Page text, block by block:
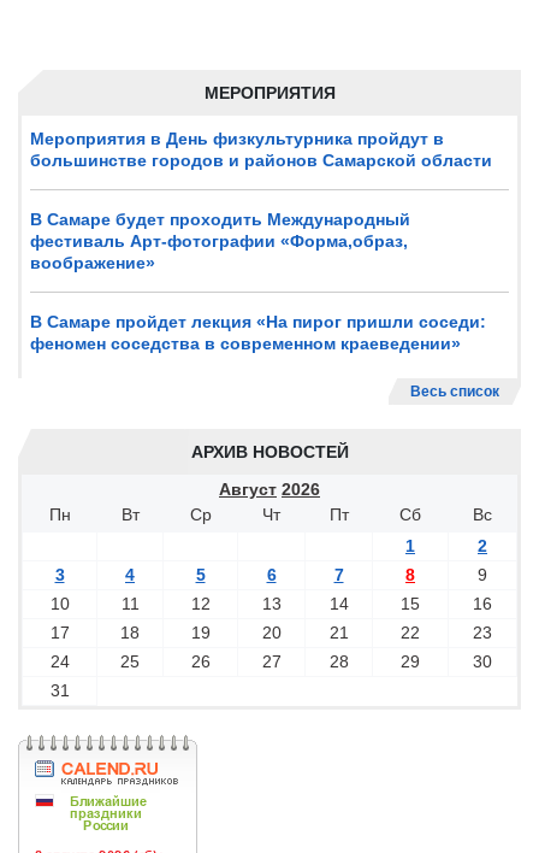
МЕРОПРИЯТИЯ
Мероприятия в День физкультурника пройдут в
большинстве городов и районов Самарской области
В Самаре будет проходить Международный
фестиваль Арт-фотографии «Форма,образ,
воображение»
В Самаре пройдет лекция «На пирог пришли соседи:
феномен соседства в современном краеведении»
Весь список
АРХИВ НОВОСТЕЙ
Август 2026
Пн
Вт Ср Чт Пт Сб
Вс
1
2
3
4 5 6 7 8
9
10
11 12 13 14 15
16
17
18 19 20 21 22
23
24
25 26 27 28 29
30
31